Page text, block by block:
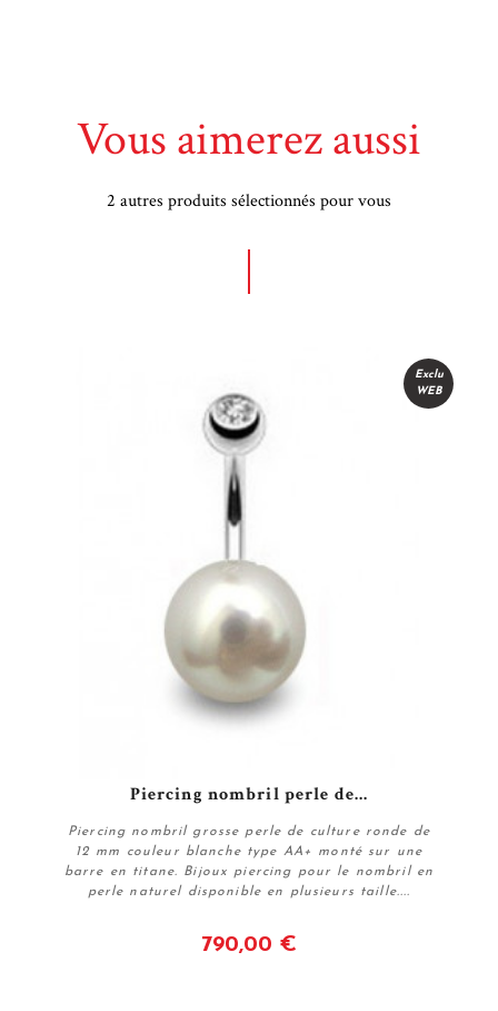
Vous aimerez aussi
2 autres produits sélectionnés pour vous
Exclu
WEB
Piercing nombril perle de...
Piercing nombril grosse perle de culture ronde de
12 mm couleur blanche type AA+ monté sur une
barre en titane. Bijoux piercing pour le nombril en
perle naturel disponible en plusieurs taille....
790,00 €